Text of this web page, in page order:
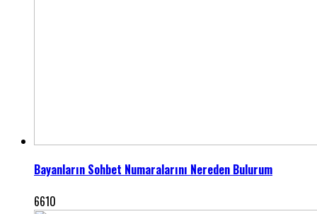
Bayanların Sohbet Numaralarını Nereden Bulurum
6610